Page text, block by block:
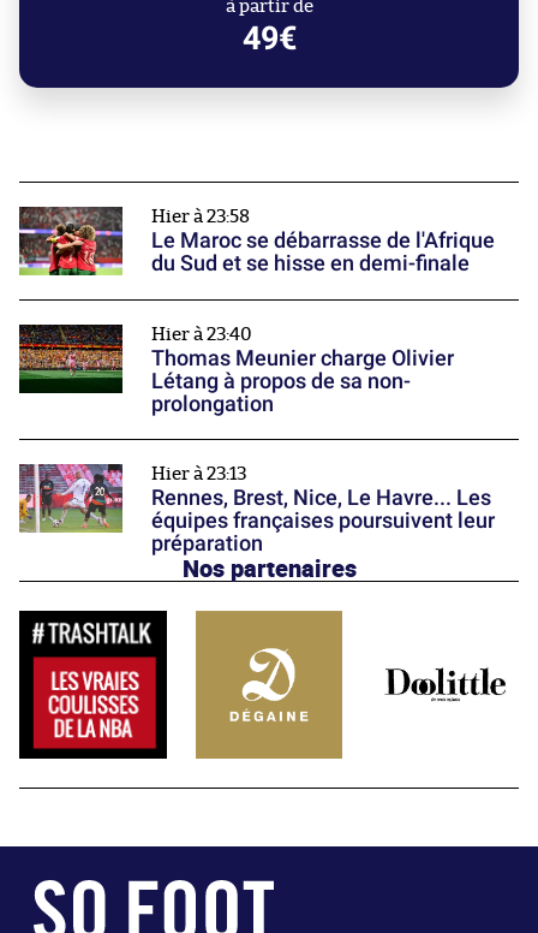
à partir de
49€
Hier à 23:58
Le Maroc se débarrasse de l'Afrique
du Sud et se hisse en demi-finale
Hier à 23:40
Thomas Meunier charge Olivier
Létang à propos de sa non-
prolongation
Hier à 23:13
Rennes, Brest, Nice, Le Havre... Les
équipes françaises poursuivent leur
préparation
Nos partenaires